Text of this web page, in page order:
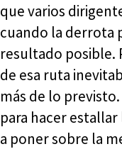
que varios
cuando la derrota
resultado posible.
de esa ruta
más de lo
para hacer
a poner sobre la